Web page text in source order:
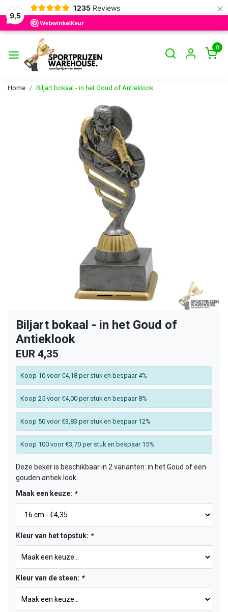
9,5
1235 Reviews ×
0
Home Biljart bokaal - in het Goud of Antieklook
Biljart bokaal - in het Goud of
Antieklook
EUR 4,35
Koop 10 voor €4,18 per stuk en bespaar 4%
Koop 25 voor €4,00 per stuk en bespaar 8%
Koop 50 voor €3,83 per stuk en bespaar 12%
Koop 100 voor €3,70 per stuk en bespaar 15%
Deze beker is beschikbaar in 2 varianten: in het Goud of een
gouden antiek look.
Maak een keuze: *
Kleur van het topstuk: *
Kleur van de steen: *